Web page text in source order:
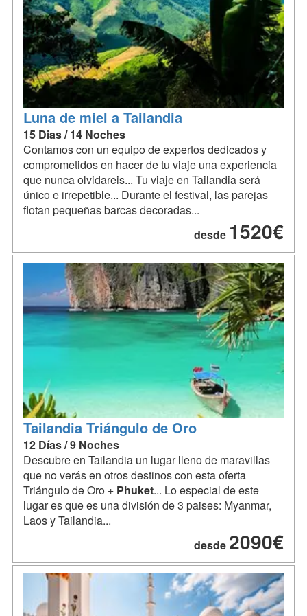
Luna de miel a Tailandia
15 Dias / 14 Noches
Contamos con un equipo de expertos dedicados y
comprometidos en hacer de tu viaje una experiencia
que nunca olvidareis... Tu viaje en Tailandia será
único e irrepetible... Durante el festival, las parejas
flotan pequeñas barcas decoradas...
desde 1520€
Tailandia Triángulo de Oro
12 Días / 9 Noches
Descubre en Tailandia un lugar lleno de maravillas
que no verás en otros destinos con esta oferta
Triángulo de Oro + Phuket... Lo especial de este
lugar es que es una división de 3 paises: Myanmar,
Laos y Tailandia...
desde 2090€